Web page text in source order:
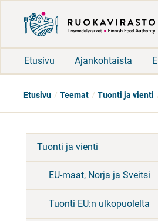
Etusivu Ajankohtaista
Etusivu Teemat Tuonti ja vienti
Tuonti ja vienti
EU-maat, Norja ja Sveitsi
Tuonti EU:n ulkopuolelta